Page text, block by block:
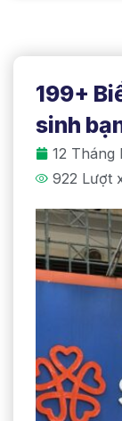
199+
sinh
12 Tháng
922 Lượt